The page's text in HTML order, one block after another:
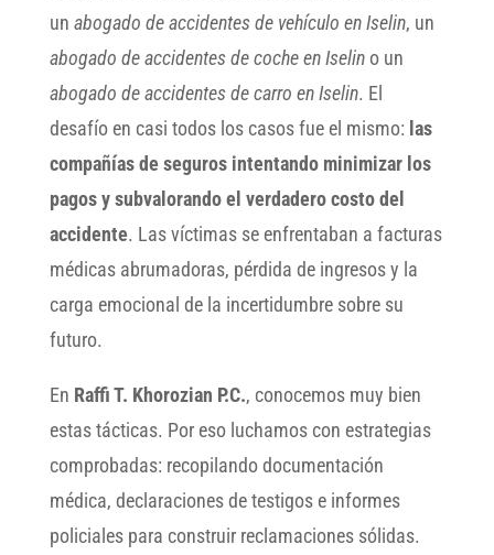
un abogado de accidentes de vehículo en Iselin, un
abogado de accidentes de coche en Iselino un
abogado de accidentes de carro en Iselin. El
desafío en casi todos los casos fue el mismo: las
compañías de seguros intentando minimizar los
pagos y subvalorando el verdadero costo del
accidente. Las víctimas se enfrentaban a facturas
médicas abrumadoras, pérdida de ingresos y la
carga emocional de la incertidumbre sobre su
futuro.
En Raffi T. Khorozian P.C., conocemos muy bien
estas tácticas. Por eso luchamos con estrategias
comprobadas: recopilando documentación
médica, declaraciones de testigos e informes
policiales para construir reclamaciones sólidas.